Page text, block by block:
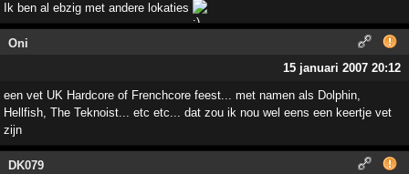
Ik ben al ebzig met andere lokaties
Oni
15 januari 2007 20:12
een vet UK Hardcore of Frenchcore feest... met namen als Dolphin,
Hellfish, The Teknoist... etc etc... dat zou ik nou wel eens een keertje vet
zijn
DK079